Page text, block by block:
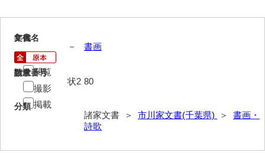
古文書
書画・詩歌
1
文書名
書画
請求番号
80
分類
諸家文書 ＞ 市川家文書(千葉県) ＞ 書画・
詩歌
年代
－
数量
状2
閲覧
撮影
掲載